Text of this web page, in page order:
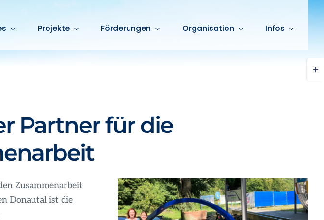
Projekte Förderungen Organisation Infos
Partner für die
Zusammenarbeit
Donautal ist die